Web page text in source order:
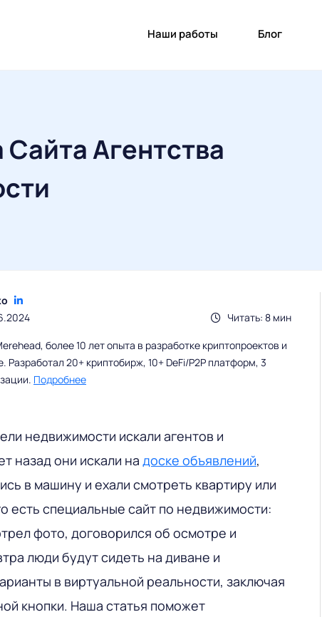
Наши работы Блог
Сайта Агентства
Читать: 8 мин
более 10 лет опыта в разработке криптопроектов и
Разработал 20+ криптобирж, 10+ DeFi/P2P платформ, 3
Подробнее
недвижимости искали агентов и
назад они искали на доске объявлений,
в машину и ехали смотреть квартиру или
есть специальные сайт по недвижимости:
фото, договорился об осмотре и
люди будут сидеть на диване и
в виртуальной реальности, заключая
кнопки. Наша статья поможет